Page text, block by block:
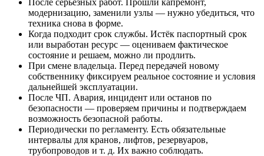
модернизацию, заменили узлы — нужно убедиться, что
техника снова в форме.
Когда подходит срок службы. Истёк паспортный срок
или выработан ресурс — оцениваем фактическое
состояние и решаем, можно ли продлить.
При смене владельца. Перед передачей новому
собственнику фиксируем реальное состояние и условия
дальнейшей эксплуатации.
После ЧП. Авария, инцидент или останов по
безопасности — проверяем причины и подтверждаем
возможность безопасной работы.
Периодически по регламенту. Есть обязательные
интервалы для кранов, лифтов, резервуаров,
трубопроводов и т. д. Их важно соблюдать.